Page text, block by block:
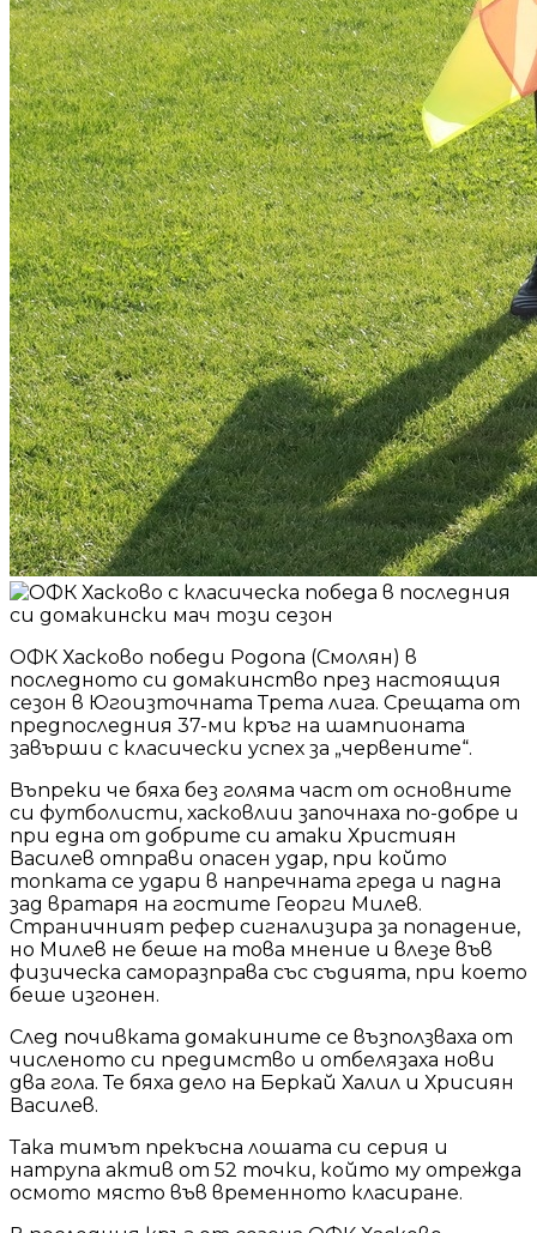
ОФК Хасково победи Родопа (Смолян) в
последното си домакинство през настоящия
сезон в Югоизточната Трета лига. Срещата от
предпоследния 37-ми кръг на шампионата
завърши с класически успех за „червените“.
Въпреки че бяха без голяма част от основните
си футболисти, хасковлии започнаха по-добре и
при една от добрите си атаки Християн
Василев отправи опасен удар, при който
топката се удари в напречната греда и падна
зад вратаря на гостите Георги Милев.
Страничният рефер сигнализира за попадение,
но Милев не беше на това мнение и влезе във
физическа саморазправа със съдията, при което
беше изгонен.
След почивката домакините се възползваха от
численото си предимство и отбелязаха нови
два гола. Те бяха дело на Беркай Халил и Хрисиян
Василев.
Така тимът прекъсна лошата си серия и
натрупа актив от 52 точки, който му отрежда
осмото място във временното класиране.